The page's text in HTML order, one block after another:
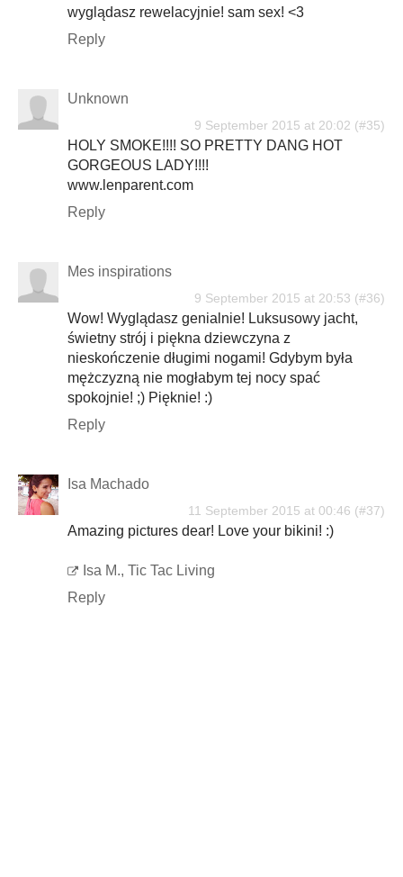
wyglądasz rewelacyjnie! sam sex! <3
Reply
Unknown
9 September 2015 at 20:02
HOLY SMOKE!!!! SO PRETTY DANG HOT
GORGEOUS LADY!!!!
www.lenparent.com
Reply
Mes inspirations
9 September 2015 at 20:53
Wow! Wyglądasz genialnie! Luksusowy jacht,
świetny strój i piękna dziewczyna z
nieskończenie długimi nogami! Gdybym była
mężczyzną nie mogłabym tej nocy spać
spokojnie! ;) Pięknie! :)
Reply
Isa Machado
11 September 2015 at 00:46
Amazing pictures dear! Love your bikini! :)
Isa M., Tic Tac Living
Reply